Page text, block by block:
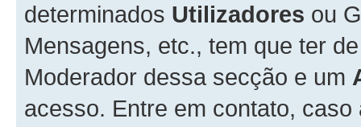
determinados Utilizadores ou
Mensagens, etc., tem que ter
Moderador dessa secção e um
acesso. Entre em contato,